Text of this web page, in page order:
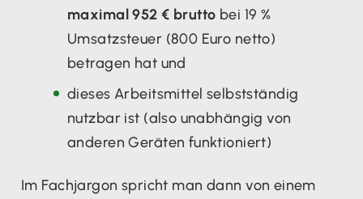
maximal 952 € brutto bei 19 %
Umsatzsteuer (800 Euro netto)
betragen hat und
dieses Arbeitsmittel selbstständig
nutzbar ist (also unabhängig von
anderen Geräten funktioniert)
Im Fachjargon spricht man dann von einem